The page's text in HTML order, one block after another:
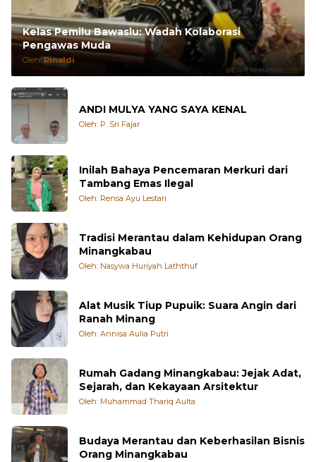
Kelas Pemilu Bawaslu: Wadah Kolaborasi
Pengawas Muda
Oleh: Rinaldi
ANDI MULYA YANG SAYA KENAL
Oleh: P. Sri Fajar
Inilah Bahaya Pencemaran Merkuri dari
Tambang Emas Ilegal
Oleh: Rensa Ayu Lestari
Tradisi Merantau dalam Kehidupan Orang
Minangkabau
Oleh: Nasywa Huriyah Laththuf
Alat Musik Tiup Pupuik: Suara Angin dari
Ranah Minang
Oleh: Annisa Aulia Putri
Rumah Gadang Minangkabau: Jejak Adat,
Sejarah, dan Kekayaan Arsitektur
Oleh: Muhammad Thariq Aulta
Budaya Merantau dan Keberhasilan Bisnis
Orang Minangkabau